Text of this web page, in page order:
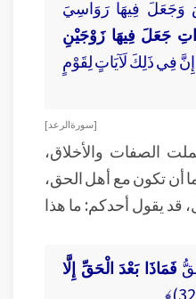
وَجَعَلَ فِيهَا رَوَاسِيَ
جَعَلَ فِيهَا زَوْجَيْنِ
إِنَّ فِي ذَلِكَ لَآيَاتٍ لِقَوْمٍ
[ سورة الرعد ]
الصفات والأخلاق،
تكون مع أهل الحق،
قد يقول أحدكم: ما هذا
فَمَاذَا بَعْدَ الْحَقِّ إِلَّا